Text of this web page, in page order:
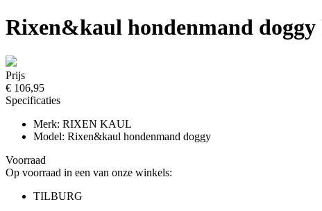
Rixen&kaul hondenmand
Prijs
€ 106,95
Specificaties
Merk: RIXEN KAUL
Model: Rixen&kaul hondenmand doggy
Voorraad
Op voorraad in een van onze winkels:
TILBURG